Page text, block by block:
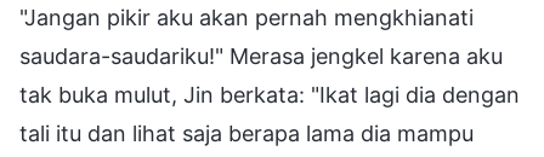
"Jangan pikir aku akan pernah mengkhianati
saudara-saudariku!" Merasa jengkel karena aku
tak buka mulut, Jin berkata: "Ikat lagi dia dengan
tali itu dan lihat saja berapa lama dia mampu